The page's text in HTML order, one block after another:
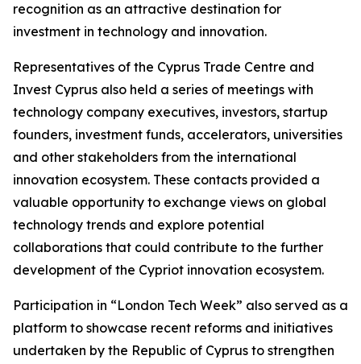
recognition as an attractive destination for
investment in technology and innovation.
Representatives of the Cyprus Trade Centre and
Invest Cyprus also held a series of meetings with
technology company executives, investors, startup
founders, investment funds, accelerators, universities
and other stakeholders from the international
innovation ecosystem. These contacts provided a
valuable opportunity to exchange views on global
technology trends and explore potential
collaborations that could contribute to the further
development of the Cypriot innovation ecosystem.
Participation in “London Tech Week” also served as a
platform to showcase recent reforms and initiatives
undertaken by the Republic of Cyprus to strengthen